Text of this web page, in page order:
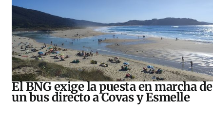
El BNG exige la puesta en marcha de
un bus directo a Covas y Esmelle